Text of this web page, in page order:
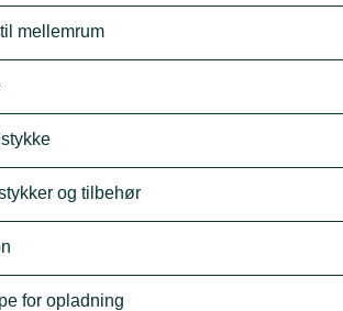
mellemrum
og tilbehør
for opladning